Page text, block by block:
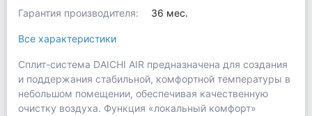
Гарантия производителя:
36 мес.
Все характеристики
Сплит-система DAICHI AIR предназначена для создания
и поддержания стабильной, комфортной температуры в
небольшом помещении, обеспечивая качественную
очистку воздуха. Функция «локальный комфорт»